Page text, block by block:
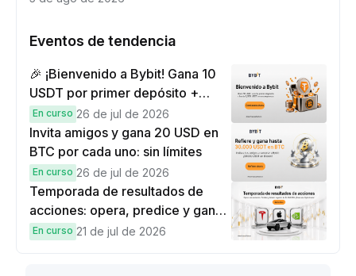
Eventos de tendencia
🎉 ¡Bienvenido a Bybit! Gana 10
USDT por primer depósito +
hasta 9,999 USDT en
recompensas
En curso 26 de jul de 2026
Invita amigos y gana 20 USD en
BTC por cada uno: sin límites
En curso 26 de jul de 2026
Temporada de resultados de
acciones: opera, predice y gana
una Cybertruck.
En curso 21 de jul de 2026